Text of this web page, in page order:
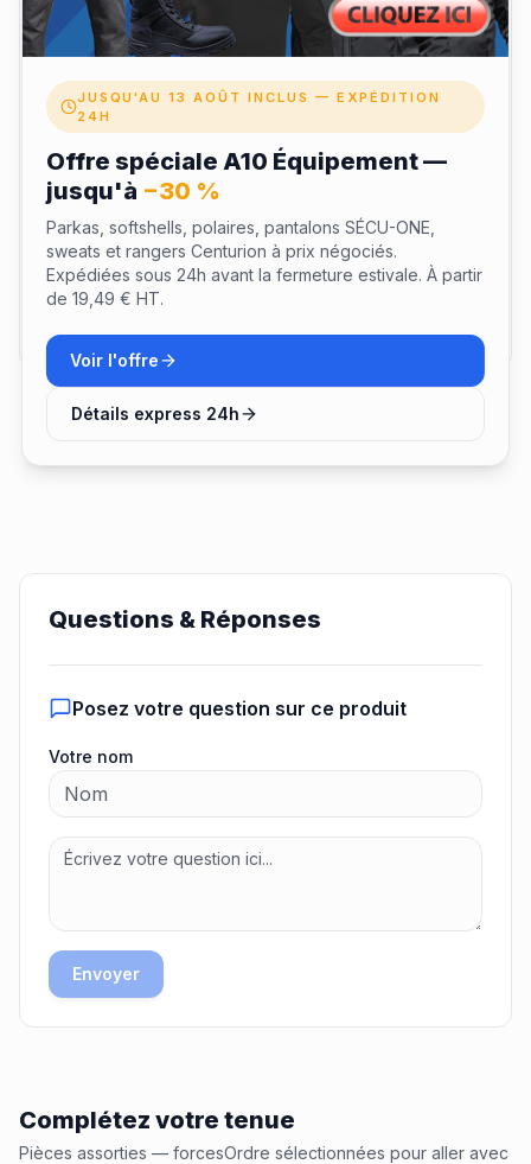
Votre nom
Note
Envoyer mon avis
Questions & Réponses
Posez votre question sur ce produit
Votre nom
Envoyer
Complétez votre tenue
Pièces assorties — forcesOrdre sélectionnées pour aller avec
JUSQU'AU 13 AOÛT INCLUS — EXPÉDITION
24H
Offre spéciale A10 Équipement —
jusqu'à −30 %
Parkas, softshells, polaires, pantalons SÉCU-ONE,
sweats et rangers Centurion à prix négociés.
Expédiées sous 24h avant la fermeture estivale. À partir
de 19,49 € HT.
Voir l'offre
Détails express 24h